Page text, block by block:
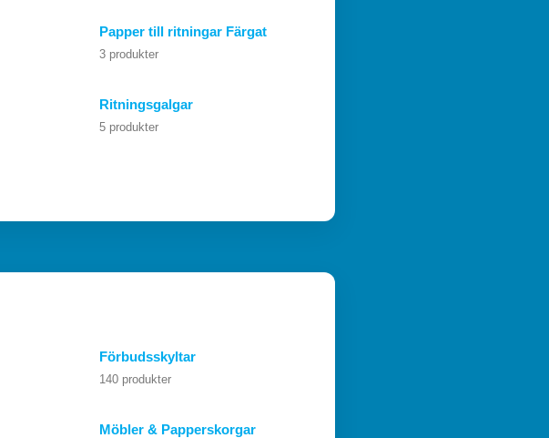
Papper till ritningar Färgat
3 produkter
Ritningsgalgar
5 produkter
Förbudsskyltar
140 produkter
Möbler & Papperskorgar